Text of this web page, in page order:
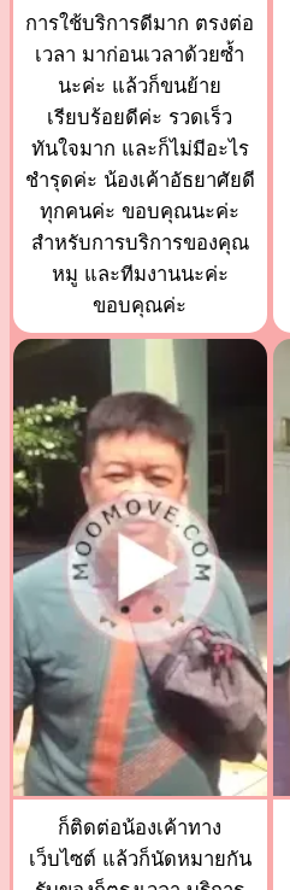
การใช้บริการดีมาก ตรงต่อ
เวลา มาก่อนเวลาด้วยซ้ำ
นะค่ะ แล้วก็ขนย้าย
เรียบร้อยดีค่ะ รวดเร็ว
ทันใจมาก และก็ไม่มีอะไร
ชำรุดค่ะ น้องเค้าอัธยาศัยดี
ทุกคนค่ะ ขอบคุณนะค่ะ
สำหรับการบริการของคุณ
หมู และทีมงานนะค่ะ
ขอบคุณค่ะ
ก็ติดต่อน้องเค้าทาง
เว็บไซต์ แล้วก็นัดหมายกัน